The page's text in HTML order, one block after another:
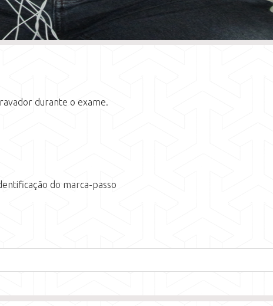
durante o exame.
do marca-passo